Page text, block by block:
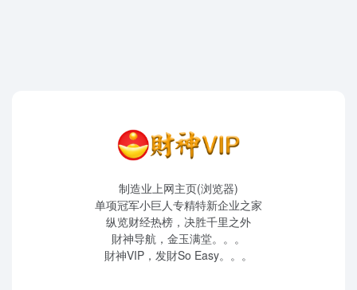
制造业上网主页(浏览器)
单项冠军小巨人专精特新企业之家
纵览财经热榜，决胜千里之外
財神导航，金玉满堂。。。
財神VIP，发財So Easy。。。